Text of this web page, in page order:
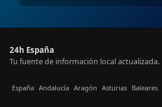
24h España
Tu fuente de información local actualizada.
España Andalucía Aragón Asturias Baleares